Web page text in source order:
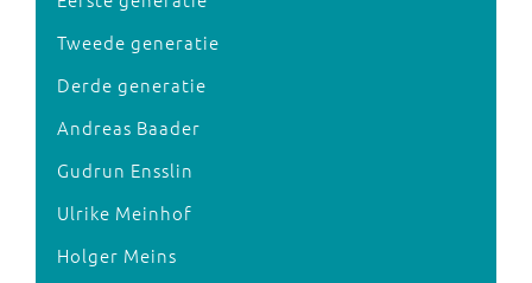
Tweede generatie
Derde generatie
Andreas Baader
Gudrun Ensslin
Ulrike Meinhof
Holger Meins